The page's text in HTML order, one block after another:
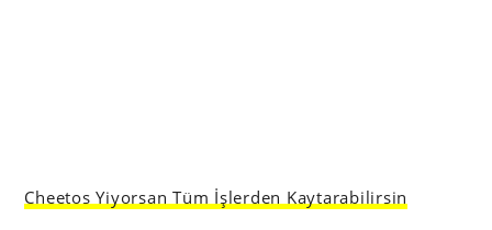
Cheetos Yiyorsan Tüm İşlerden Kaytarabilirsin